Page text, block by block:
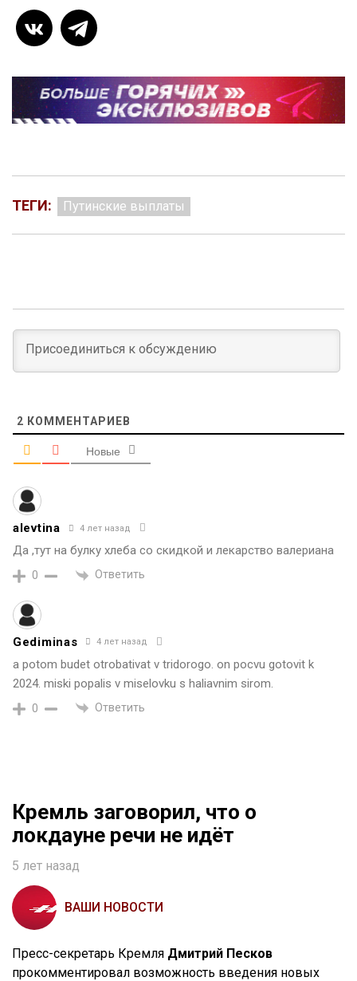
ТЕГИ: Путинские выплаты
2 КОММЕНТАРИЕВ
Новые
alevtina 4 лет назад
Да ,тут на булку хлеба со скидкой и лекарство валериана
0 Ответить
Gediminas 4 лет назад
a potom budet otrobativat v tridorogo. on pocvu gotovit k
2024. miski popalis v miselovku s haliavnim sirom.
0 Ответить
Кремль заговорил, что о
локдауне речи не идёт
5 лет назад
ВАШИ НОВОСТИ
Пресс-секретарь Кремля Дмитрий Песков
прокомментировал возможность введения новых